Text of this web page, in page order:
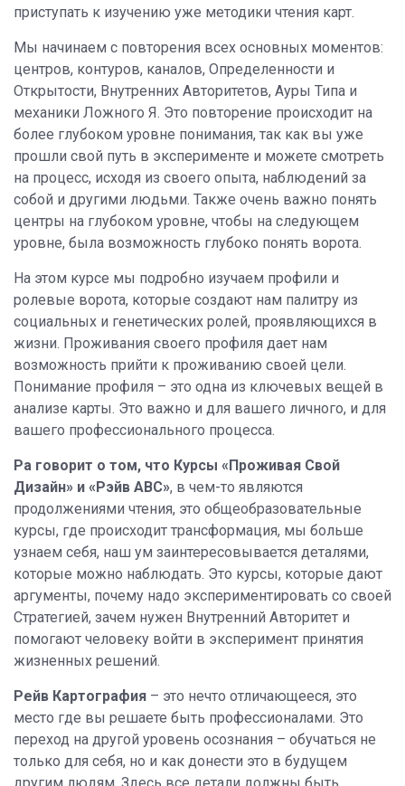
приступать к изучению уже методики чтения карт.
Мы начинаем с повторения всех основных моментов:
центров, контуров, каналов, Определенности и
Открытости, Внутренних Авторитетов, Ауры Типа и
механики Ложного Я. Это повторение происходит на
более глубоком уровне понимания, так как вы уже
прошли свой путь в эксперименте и можете смотреть
на процесс, исходя из своего опыта, наблюдений за
собой и другими людьми. Также очень важно понять
центры на глубоком уровне, чтобы на следующем
уровне, была возможность глубоко понять ворота.
На этом курсе мы подробно изучаем профили и
ролевые ворота, которые создают нам палитру из
социальных и генетических ролей, проявляющихся в
жизни. Проживания своего профиля дает нам
возможность прийти к проживанию своей цели.
Понимание профиля – это одна из ключевых вещей в
анализе карты. Это важно и для вашего личного, и для
вашего профессионального процесса.
Ра говорит о том, что Курсы «Проживая Свой
Дизайн» и «Рэйв АВС», в чем-то являются
продолжениями чтения, это общеобразовательные
курсы, где происходит трансформация, мы больше
узнаем себя, наш ум заинтересовывается деталями,
которые можно наблюдать. Это курсы, которые дают
аргументы, почему надо экспериментировать со своей
Стратегией, зачем нужен Внутренний Авторитет и
помогают человеку войти в эксперимент принятия
жизненных решений.
Рейв Картография – это нечто отличающееся, это
место где вы решаете быть профессионалами. Это
переход на другой уровень осознания – обучаться не
только для себя, но и как донести это в будущем